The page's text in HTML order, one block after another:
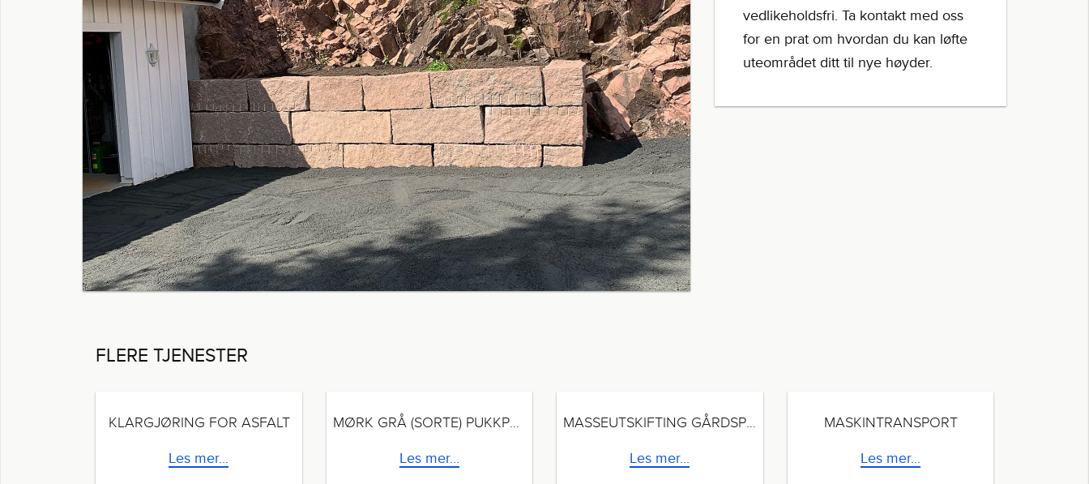
vedlikeholdsfri. Ta kontakt med oss
for en prat om hvordan du kan løfte
uteområdet ditt til nye høyder.
FLERE TJENESTER
KLARGJØRING FOR ASFALT
Les mer...
MØRK GRÅ (SORTE) PUKKPRODUKTER
Les mer...
MASSEUTSKIFTING GÅRDSPLASSER
Les mer...
MASKINTRANSPORT
Les mer...